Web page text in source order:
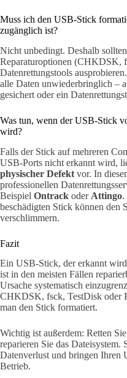
Muss ich den USB-Stick
zugänglich ist?
Nicht unbedingt. Deshalb
Reparaturoptionen (CHKDSK,
Datenrettungstools
alle Daten unwiederbringlich –
gesichert oder ein
Was tun, wenn der USB-Stick
wird?
Falls der Stick auf mehreren
USB-Ports nicht erkannt wird,
physischer Defekt vor. In
professionellen
Beispiel Ontrack oder Attingo.
beschädigten Stick können den
verschlimmern.
Fazit
Ein USB-Stick, der erkannt
ist in den meisten Fällen
Ursache systematisch
CHKDSK, fsck, TestDisk oder
man den Stick formatiert.
Wichtig ist außerdem: Retten
reparieren Sie das Dateisystem.
Datenverlust und bringen Ihren
Betrieb.